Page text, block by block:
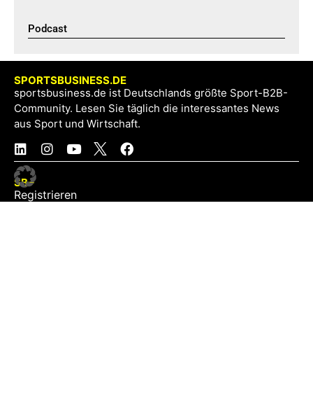
Podcast​
SPORTSBUSINESS.DE
sportsbusiness.de ist Deutschlands größte Sport-B2B-
Community. Lesen Sie täglich die interessantes News
aus Sport und Wirtschaft.
SB+
Registrieren